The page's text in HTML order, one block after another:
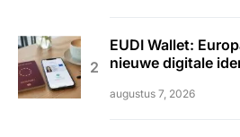
EUDI Wallet:
nieuwe digitale
augustus 7, 2026